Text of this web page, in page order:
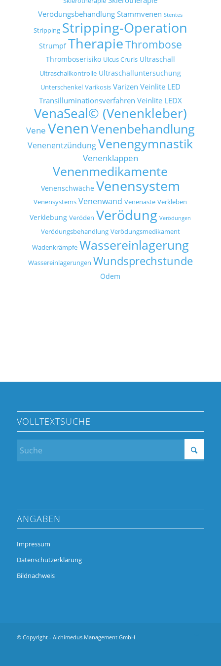
Verödungsbehandlung Stammvenen Stentes
Stripping Stripping-Operation
Strumpf TherapieThrombose
Thromboserisiko Ulcus Cruris Ultraschall
Ultraschallkontrolle Ultraschalluntersuchung
Unterschenkel Varikosis Varizen Veinlite LED
Transilluminationsverfahren Veinlite LEDX
VenaSeal© (Venenkleber)
Vene VenenVenenbehandlung
Venenentzündung Venengymnastik
Venenklappen
Venenmedikamente
Venenschwäche Venensystem
Venensystems Venenwand Venenäste Verkleben
Verklebung Veröden Verödung Verödungen
Verödungsbehandlung Verödungsmedikament
Wadenkrämpfe Wassereinlagerung
Wassereinlagerungen Wundsprechstunde
Ödem
VOLLTEXTSUCHE
ANGABEN
Impressum
Datenschutzerklärung
Bildnachweis
© Copyright - Alchimedus Management GmbH